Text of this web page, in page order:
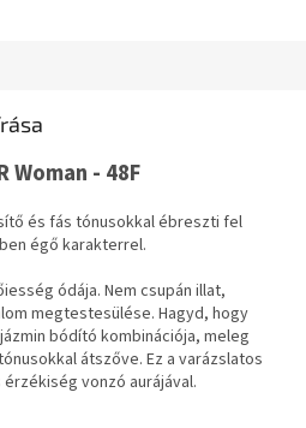
Woman - 48F
és fás tónusokkal ébreszti fel
égő karakterrel.
ódája. Nem csupán illat,
megtestesülése. Hagyd, hogy
bódító kombinációja, meleg
átszőve. Ez a varázslatos
vonzó aurájával.